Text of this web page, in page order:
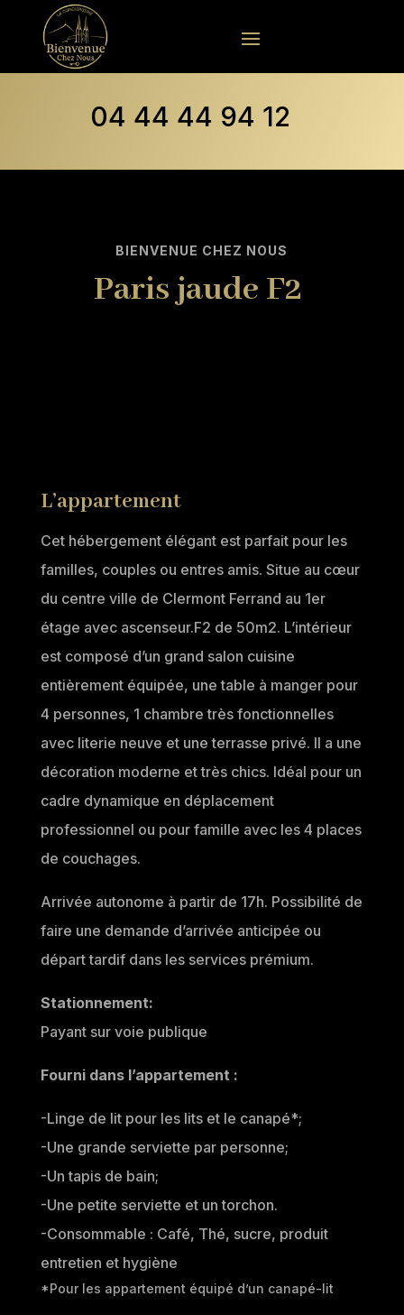
04 44 44 94 12
BIENVENUE CHEZ NOUS
Paris jaude F2
L’appartement
Cet hébergement élégant est parfait pour les
familles, couples ou entres amis. Situe au cœur
du centre ville de Clermont Ferrand au 1er
étage avec ascenseur.F2 de 50m2. L’intérieur
est composé d’un grand salon cuisine
entièrement équipée, une table à manger pour
4 personnes, 1 chambre très fonctionnelles
avec literie neuve et une terrasse privé. Il a une
décoration moderne et très chics. Idéal pour un
cadre dynamique en déplacement
professionnel ou pour famille avec les 4 places
de couchages.
Arrivée autonome à partir de 17h. Possibilité de
faire une demande d’arrivée anticipée ou
départ tardif dans les services prémium.
Stationnement:
Payant sur voie publique
Fourni dans l’appartement :
-Linge de lit pour les lits et le canapé*;
-Une grande serviette par personne;
-Un tapis de bain;
-Une petite serviette et un torchon.
-Consommable : Café, Thé, sucre, produit
entretien et hygiène
*Pour les appartement équipé d’un canapé-lit